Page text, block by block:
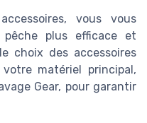
vous vous
pêche plus efficace et
choix des accessoires
matériel principal,
Gear, pour garantir